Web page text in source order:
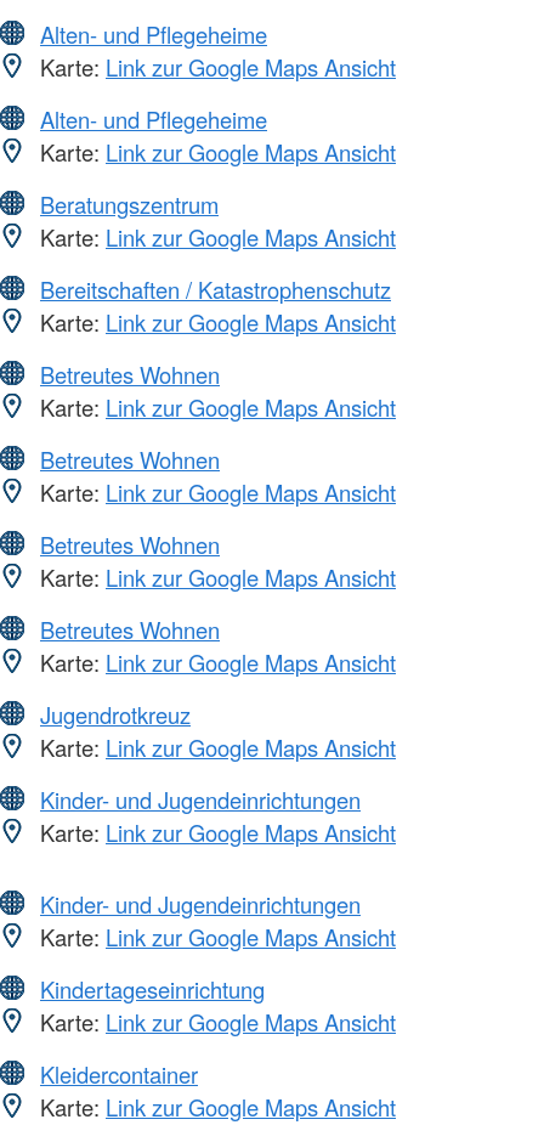
Alten- und Pflegeheime
Karte: Link zur Google Maps Ansicht
Alten- und Pflegeheime
Karte: Link zur Google Maps Ansicht
Beratungszentrum
Karte: Link zur Google Maps Ansicht
Bereitschaften / Katastrophenschutz
Karte: Link zur Google Maps Ansicht
Betreutes Wohnen
Karte: Link zur Google Maps Ansicht
Betreutes Wohnen
Karte: Link zur Google Maps Ansicht
Betreutes Wohnen
Karte: Link zur Google Maps Ansicht
Betreutes Wohnen
Karte: Link zur Google Maps Ansicht
Jugendrotkreuz
Karte: Link zur Google Maps Ansicht
Kinder- und Jugendeinrichtungen
Karte: Link zur Google Maps Ansicht
Kinder- und Jugendeinrichtungen
Karte: Link zur Google Maps Ansicht
Kindertageseinrichtung
Karte: Link zur Google Maps Ansicht
Kleidercontainer
Karte: Link zur Google Maps Ansicht